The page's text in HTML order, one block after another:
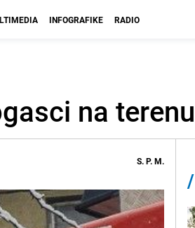
INFOGRAFIKE RADIO
na terenu
S. P. M.
/